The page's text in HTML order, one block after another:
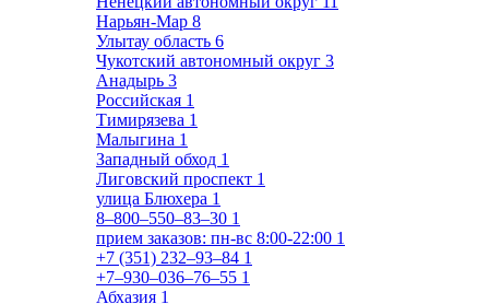
Нарьян-Мар 8
Улытау область 6
Чукотский автономный округ 3
Анадырь 3
Российская 1
Тимирязева 1
Малыгина 1
Западный обход 1
Лиговский проспект 1
улица Блюхера 1
8‒800‒550‒83‒30 1
прием заказов: пн-вс 8:00-22:00 1
+7 (351) 232‒93‒84 1
+7‒930‒036‒76‒55 1
Абхазия 1